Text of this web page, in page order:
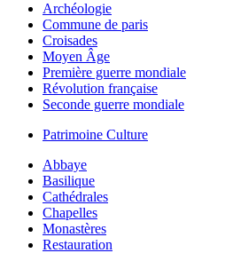
Archéologie
Commune de paris
Croisades
Moyen Âge
Première guerre mondiale
Révolution française
Seconde guerre mondiale
Patrimoine Culture
Abbaye
Basilique
Cathédrales
Chapelles
Monastères
Restauration